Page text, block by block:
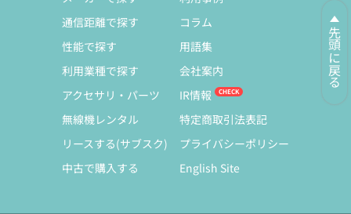
先頭に戻る
通信距離で探す
性能で探す
利用業種で探す
アクセサリ・パーツ
無線機レンタル
リースする(サブスク)
中古で購入する
コラム
用語集
会社案内
IR情報
特定商取引法表記
プライバシーポリシー
English Site